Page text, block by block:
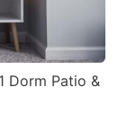
Dorm Patio &